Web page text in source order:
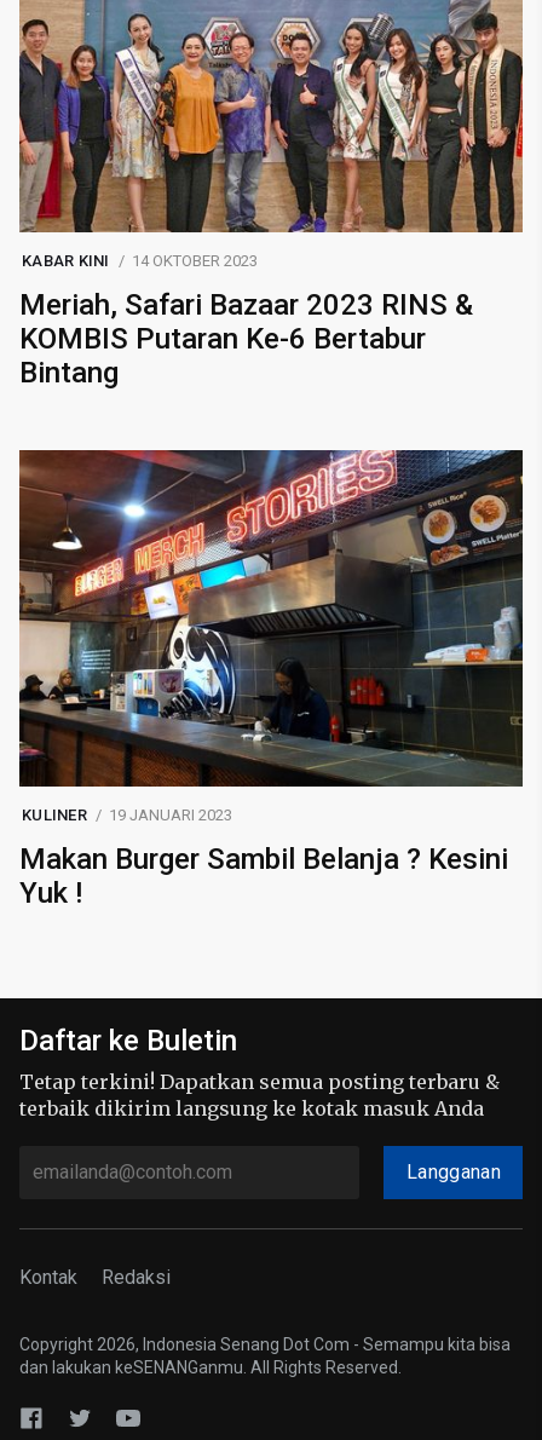
KABAR KINI 14 OKTOBER 2023
Meriah, Safari Bazaar 2023 RINS &
KOMBIS Putaran Ke-6 Bertabur
Bintang
KULINER 19 JANUARI 2023
Makan Burger Sambil Belanja ? Kesini
Yuk !
Daftar ke Buletin
Tetap terkini! Dapatkan semua posting terbaru &
terbaik dikirim langsung ke kotak masuk Anda
Langganan
Kontak Redaksi
Copyright 2026, Indonesia Senang Dot Com - Semampu kita bisa
dan lakukan keSENANGanmu. All Rights Reserved.